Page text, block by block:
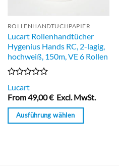
ROLLENHANDTUCHPAPIER
Lucart Rollenhandtücher
Hygenius Hands RC, 2-lagig,
hochweiß, 150m, VE 6 Rollen
Bewertet
mit
0
von
Lucart
From49,00€ Excl. MwSt.
Ausführung wählen